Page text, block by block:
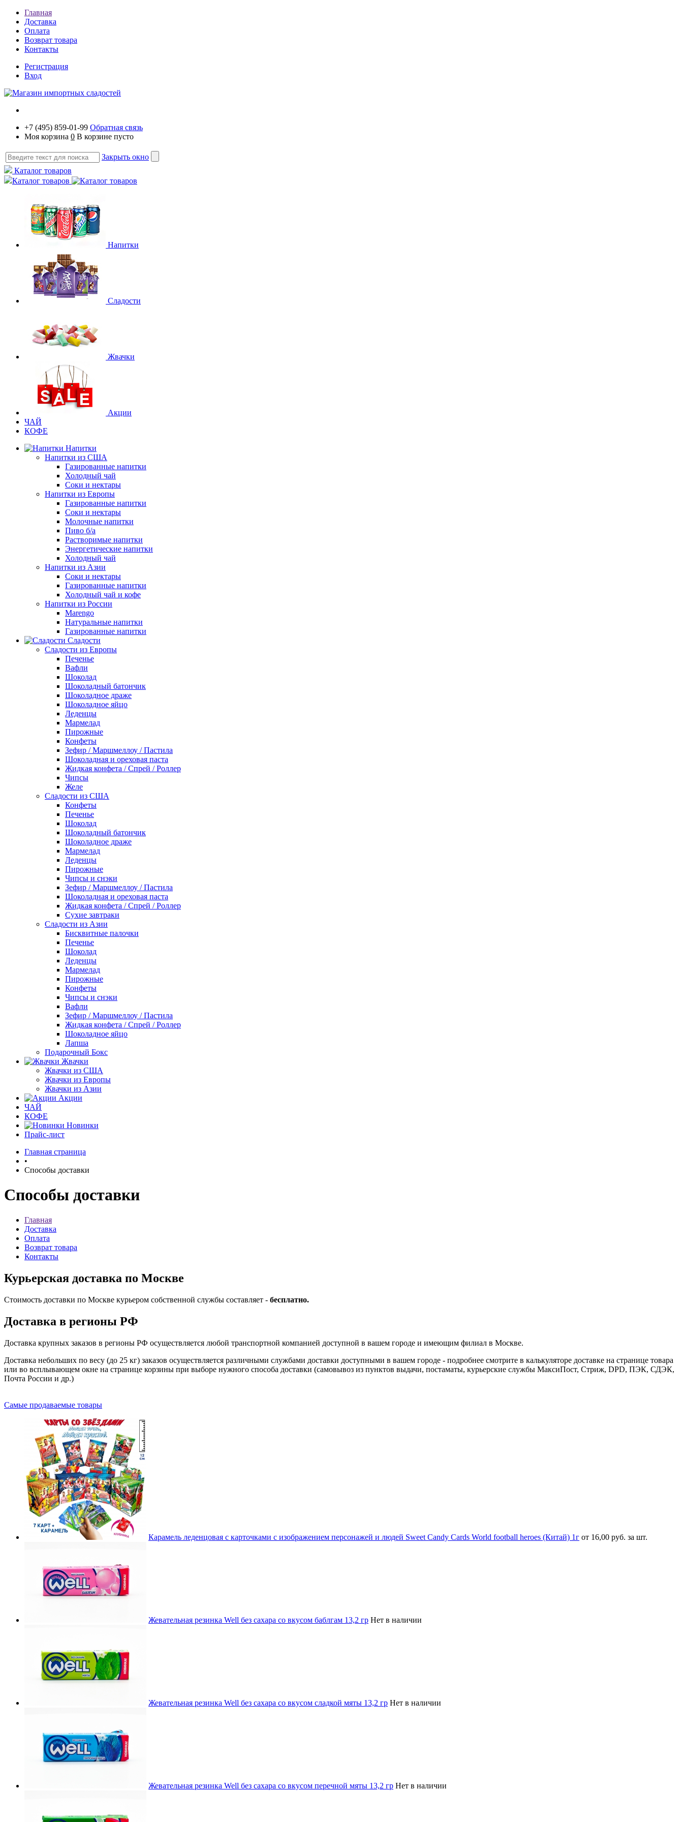
Главная
Доставка
Оплата
Возврат товара
Контакты
Регистрация
Вход
+7 (495) 859-01-99 Обратная связь
Моя корзина 0 В корзине пусто
Закрыть окно
Каталог товаров
Каталог товаров
Напитки
Сладости
Жвачки
Акции
ЧАЙ
КОФЕ
Напитки
Напитки из США
Газированные напитки
Холодный чай
Соки и нектары
Напитки из Европы
Газированные напитки
Соки и нектары
Молочные напитки
Пиво б/а
Растворимые напитки
Энергетические напитки
Холодный чай
Напитки из Азии
Соки и нектары
Газированные напитки
Холодный чай и кофе
Напитки из России
Marengo
Натуральные напитки
Газированные напитки
Сладости
Сладости из Европы
Печенье
Вафли
Шоколад
Шоколадный батончик
Шоколадное драже
Шоколадное яйцо
Леденцы
Мармелад
Пирожные
Конфеты
Зефир / Маршмеллоу / Пастила
Шоколадная и ореховая паста
Жидкая конфета / Спрей / Роллер
Чипсы
Желе
Сладости из США
Конфеты
Печенье
Шоколад
Шоколадный батончик
Шоколадное драже
Мармелад
Леденцы
Пирожные
Чипсы и снэки
Зефир / Маршмеллоу / Пастила
Шоколадная и ореховая паста
Жидкая конфета / Спрей / Роллер
Сухие завтраки
Сладости из Азии
Бисквитные палочки
Печенье
Шоколад
Леденцы
Мармелад
Пирожные
Конфеты
Чипсы и снэки
Вафли
Зефир / Маршмеллоу / Пастила
Жидкая конфета / Спрей / Роллер
Шоколадное яйцо
Лапша
Подарочный Бокс
Жвачки
Жвачки из США
Жвачки из Европы
Жвачки из Азии
Акции
ЧАЙ
КОФЕ
Новинки
Прайс-лист
Главная страница
•
Способы доставки
Способы доставки
Главная
Доставка
Оплата
Возврат товара
Контакты
Курьерская доставка по Москве
Стоимость доставки по Москве курьером собственной службы составляет - бесплатно.
Доставка в регионы РФ
Доставка крупных заказов в регионы РФ осуществляется любой транспортной компанией доступной в вашем городе и имеющим филиал в Москве.
Доставка небольших по весу (до 25 кг) заказов осуществляется различными службами доставки доступными в вашем городе - подробнее смотрите в калькуляторе доставке на странице товара
или во всплывающем окне на странице корзины при выборе нужного способа доставки (самовывоз из пунктов выдачи, постаматы, курьерские службы МаксиПост, Стриж, DPD, ПЭК, СДЭК,
Почта России и др.)
Самые продаваемые товары
Карамель леденцовая с карточками с изображением персонажей и людей Sweet Candy Cards World football heroes (Китай) 1г от 16,00 руб. за шт.
Жевательная резинка Well без сахара со вкусом баблгам 13,2 гр Нет в наличии
Жевательная резинка Well без сахара со вкусом сладкой мяты 13,2 гр Нет в наличии
Жевательная резинка Well без сахара со вкусом перечной мяты 13,2 гр Нет в наличии